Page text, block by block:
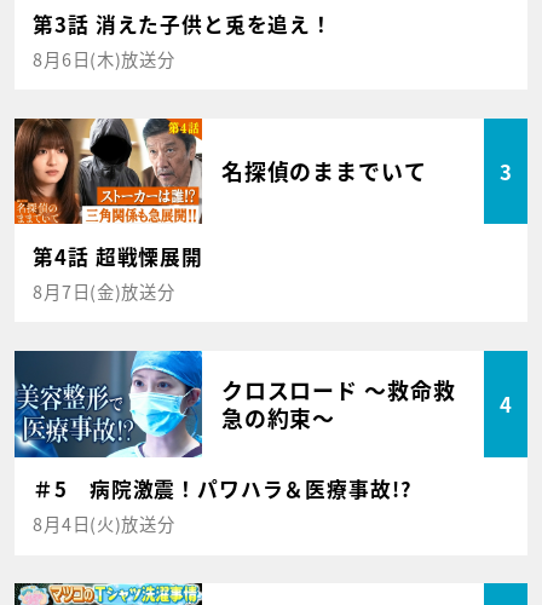
第3話 消えた子供と兎を追え！
8月6日(木)放送分
名探偵のままでいて 3
第4話 超戦慄展開
8月7日(金)放送分
クロスロード ～救命救
急の約束～
4
＃5 病院激震！パワハラ＆医療事故!?
8月4日(火)放送分